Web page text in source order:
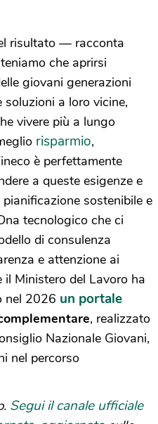
risultato — racconta
che aprirsi
giovani generazioni
a loro vicine,
vivere più a lungo
risparmio,
è perfettamente
a queste esigenze e
sostenibile e
na tecnologico che ci
di consulenza
e attenzione ai
il Ministero del Lavoro ha
nel 2026 un portale
, realizzato
Nazionale Giovani,
nel percorso
Segui il canale ufficiale